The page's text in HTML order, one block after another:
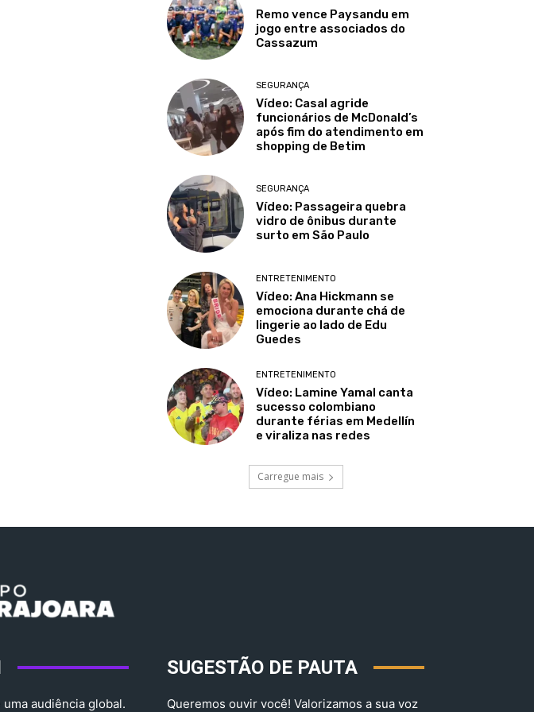
Remo vence Paysandu em
jogo entre associados do
Cassazum
SEGURANÇA
Vídeo: Casal agride
funcionários de McDonald’s
após fim do atendimento em
shopping de Betim
SEGURANÇA
Vídeo: Passageira quebra
vidro de ônibus durante
surto em São Paulo
ENTRETENIMENTO
Vídeo: Ana Hickmann se
emociona durante chá de
lingerie ao lado de Edu
Guedes
ENTRETENIMENTO
Vídeo: Lamine Yamal canta
sucesso colombiano
durante férias em Medellín
e viraliza nas redes
Carregue mais
audiência global.
SUGESTÃO DE PAUTA
Queremos ouvir você! Valorizamos a sua voz